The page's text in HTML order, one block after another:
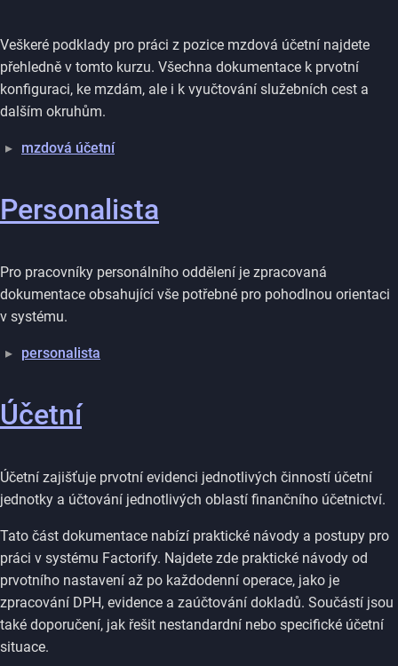
Veškeré podklady pro práci z pozice mzdová účetní najdete
přehledně v tomto kurzu. Všechna dokumentace k prvotní
konfiguraci, ke mzdám, ale i k vyučtování služebních cest a
dalším okruhům.
mzdová účetní
Personalista
Pro pracovníky personálního oddělení je zpracovaná
dokumentace obsahující vše potřebné pro pohodlnou orientaci
v systému.
personalista
Účetní
Účetní zajišťuje prvotní evidenci jednotlivých činností účetní
jednotky a účtování jednotlivých oblastí finančního účetnictví.
Tato část dokumentace nabízí praktické návody a postupy pro
práci v systému Factorify. Najdete zde praktické návody od
prvotního nastavení až po každodenní operace, jako je
zpracování DPH, evidence a zaúčtování dokladů. Součástí jsou
také doporučení, jak řešit nestandardní nebo specifické účetní
situace.